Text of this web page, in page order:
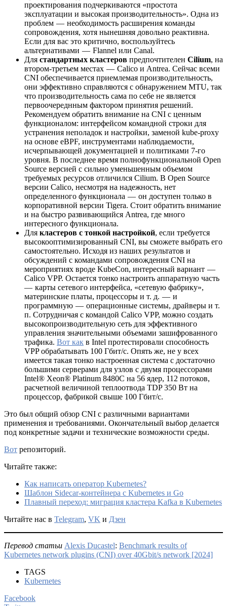
проектирования подчеркиваются «простота
эксплуатации и высокая производительность». Одна из
проблем — необходимость расширения команды
сопровождения, хотя нынешняя довольно реактивна.
Если для вас это критично, воспользуйтесь
альтернативами — Flannel или Canal.
Для стандартных кластеров предпочтителен Cilium, на
втором-третьем местах — Calico и Antrea. Сейчас всеми
CNI обеспечивается приемлемая производительность,
они эффективно справляются с обнаружением MTU, так
что производительность сама по себе не является
первоочереднным фактором принятия решений.
Рекомендуем обратить внимание на CNI с ценным
функционалом: интерфейсом командной строки для
устранения неполадок и настройки, заменой kube-proxy
на основе eBPF, инструментами наблюдаемости,
исчерпывающей документацией и политиками 7-го
уровня. В последнее время полнофункциональной Open
Source версией с сильно уменьшенным объемом
требуемых ресурсов отличился Cilium. В Open Source
версии Calico, несмотря на надежность, нет
определенного функционала — он доступен только в
корпоративной версии Tigera. Стоит обратить внимание
и на быстро развивающийся Antrea, где много
интересного функционала.
Для кластеров с тонкой настройкой, если требуется
высокооптимизированный CNI, вы сможете выбрать его
самостоятельно. Исходя из наших результатов и
обсуждений с командами сопровождения CNI на
мероприятиях вроде KubeCon, интересный вариант —
Calico VPP. Остается тонко настроить аппаратную часть
— карты сетевого интерфейса, «сетевую фабрику»,
материнские платы, процессоры и т. д. — и
программную — операционные системы, драйверы и т.
п. Сотрудничая с командой Calico VPP, можно создать
высокопроизводительную сеть для эффективного
управления значительными объемами зашифрованного
трафика. Вот как в Intel протестировали способность
VPP обрабатывать 100 Гбит/с. Опять же, не у всех
имеется такая тонко настроенная система с достаточно
большими серверами для узлов с двумя процессорами
Intel® Xeon® Platinum 8480C на 56 ядер, 112 потоков,
расчетной величиной теплоотвода TDP 350 Вт на
процессор, фабрикой свыше 100 Гбит/с.
Это был общий обзор CNI с различными вариантами
применения и требованиями. Окончательный выбор делается
под конкретные задачи и технические возможности среды.
Вот репозиторий.
Читайте также:
Как написать оператор Kubernetes?
Шаблон Sidecar-контейнера с Kubernetes и Go
Плавный переход: миграция кластера Kafka в Kubernetes
Читайте нас в Telegram, VK и Дзен
Перевод статьи Alexis Ducastel: Benchmark results of
Kubernetes network plugins (CNI) over 40Gbit/s network [2024]
TAGS
Kubernetes
Facebook